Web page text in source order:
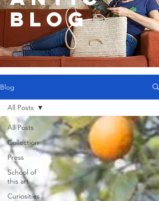
BLOG
Blog
All Posts
Collection
Press
School of
this art
Curiosities
All Posts